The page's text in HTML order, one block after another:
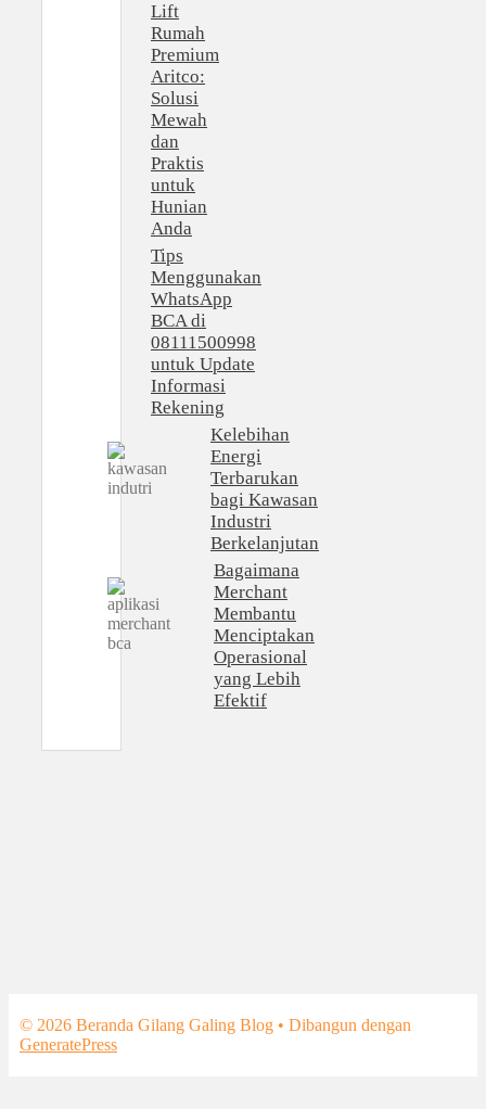
Lift
Rumah
Premium
Aritco:
Solusi
Mewah
dan
Praktis
untuk
Hunian
Anda
Tips
Menggunakan
WhatsApp
BCA di
08111500998
untuk Update
Informasi
Rekening
Kelebihan
Energi
Terbarukan
bagi Kawasan
Industri
Berkelanjutan
Bagaimana
Merchant
Membantu
Menciptakan
Operasional
yang Lebih
Efektif
© 2026 Beranda Gilang Galing Blog • Dibangun dengan
GeneratePress